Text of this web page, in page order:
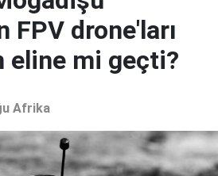
drone'ları
eline mi geçti?
Afrika